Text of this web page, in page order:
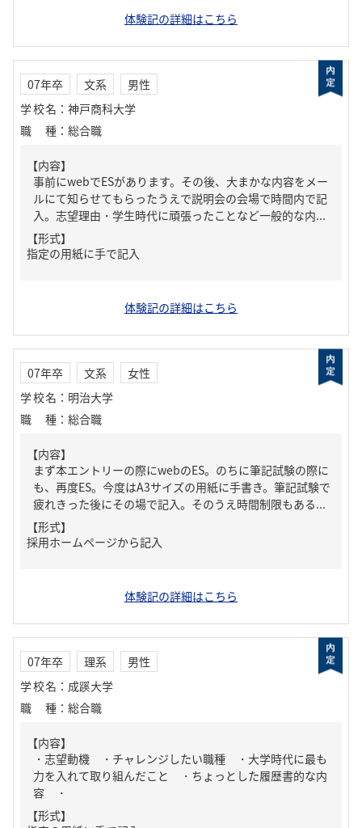
体験記の詳細はこちら
07年卒 文系
男性
学校名 ： 神戸商科大学
職種 ： 総合職
【内容】
事前にwebでESがあります。その後、大まかな内容をメー
ルにて知らせてもらったうえで説明会の会場で時間内で記
入。志望理由・学生時代に頑張ったことなど一般的な内...
【形式】
指定の用紙に手で記入
体験記の詳細はこちら
07年卒 文系
女性
学校名 ： 明治大学
職種 ： 総合職
【内容】
まず本エントリーの際にwebのES。のちに筆記試験の際に
も、再度ES。今度はA3サイズの用紙に手書き。筆記試験で
疲れきった後にその場で記入。そのうえ時間制限もある...
【形式】
採用ホームページから記入
体験記の詳細はこちら
07年卒 理系
男性
学校名 ： 成蹊大学
職種 ： 総合職
【内容】
・志望動機 ・チャレンジしたい職種 ・大学時代に最も
力を入れて取り組んだこと ・ちょっとした履歴書的な内
容 ・
【形式】